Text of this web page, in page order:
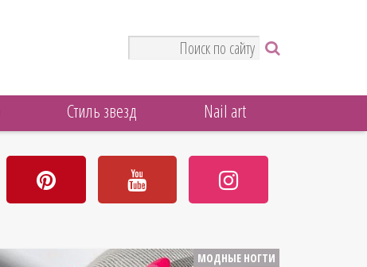
Стиль звезд Nail art
МОДНЫЕ НОГТИ